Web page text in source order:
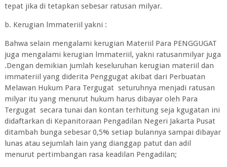
tepat jika di tetapkan sebesar ratusan milyar.
b. Kerugian lmmateriil yakni :
Bahwa selain mengalami kerugian Materiil Para PENGGUGAT
juga mengalami kerugian lmmateriil, yakni ratusanmilyar juga
.Dengan demikian jumlah keseluruhan kerugian materiil dan
immateriil yang diderita Penggugat akibat dari Perbuatan
Melawan Hukum Para Tergugat seturuhnya menjadi ratusan
milyar itu yang menurut hukum harus dibayar oleh Para
Tergugat secara tunai dan kontan terhitung seja kgugatan ini
didaftarkan di Kepanitoraan Pengadilan Negeri Jakarta Pusat
ditambah bunga sebesar 0,5% setiap bulannya sampai dibayar
lunas atau sejumlah lain yang dianggap patut dan adil
menurut pertimbangan rasa keadilan Pengadilan;